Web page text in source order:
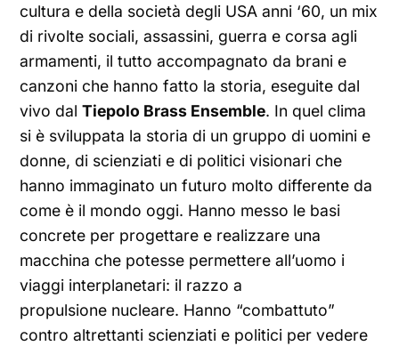
cultura e della società degli USA anni ‘60, un mix
di rivolte sociali, assassini, guerra e corsa agli
armamenti, il tutto accompagnato da brani e
canzoni che hanno fatto la storia, eseguite dal
vivo dalTiepolo Brass Ensemble. In quel clima
si è sviluppata la storia di un gruppo di uomini e
donne, di scienziati e di politici visionari che
hanno immaginato un futuro molto differente da
come è il mondo oggi. Hanno messo le basi
concrete per progettare e realizzare una
macchina che potesse permettere all’uomo i
viaggi interplanetari: il razzo a
propulsione nucleare. Hanno “combattuto”
contro altrettanti scienziati e politici per vedere